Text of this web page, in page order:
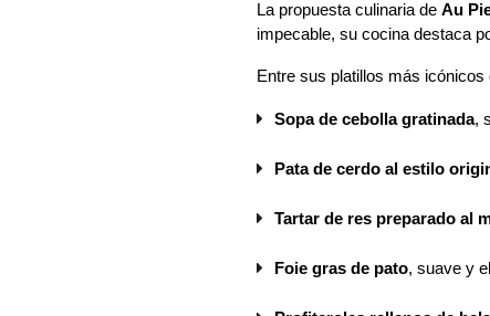
La propuesta culinaria de Au
impecable, su cocina destaca
Entre sus platillos más icónicos
Sopa de cebolla gratinada,
Pata de cerdo al estilo
Tartar de res preparado al
Foie gras de pato, suave y